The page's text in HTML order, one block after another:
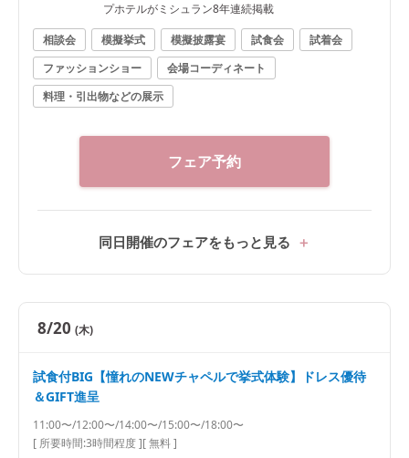
プホテルがミシュラン8年連続掲載
相談会
模擬挙式 模擬披露宴 試食会
試着会
ファッションショー
会場コーディネート
料理・引出物などの展示
フェア予約
同日開催のフェアをもっと見る
8/20 (木)
試食付BIG【憧れのNEWチャペルで挙式体験】ドレス優待
＆GIFT進呈
11:00〜/12:00〜/14:00〜/15:00〜/18:00〜
[ 所要時間:3時間程度][ 無料 ]